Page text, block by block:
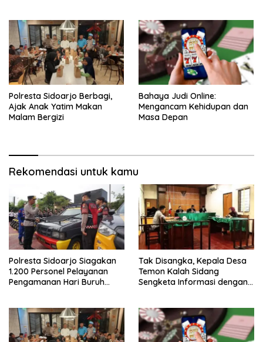
Polresta Sidoarjo Berbagi,
Ajak Anak Yatim Makan
Malam Bergizi
Bahaya Judi Online:
Mengancam Kehidupan dan
Masa Depan
Rekomendasi untuk kamu
Polresta Sidoarjo Siagakan
1.200 Personel Pelayanan
Pengamanan Hari Buruh
Tak Disangka, Kepala Desa
Temon Kalah Sidang
Sengketa Informasi dengan